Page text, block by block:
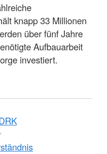
knapp 33 Millionen
über fünf Jahre
Aufbauarbeit
investiert.